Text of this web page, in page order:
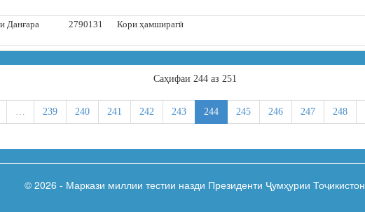
Данғара
2790131 Кори ҳамширагӣ
Cаҳифаи 244 аз 251
… 239 240 241 242 243 244 245 246 247 248
© 2026 - Маркази миллии тестии назди Президенти Ҷумҳурии Тоҷикистон